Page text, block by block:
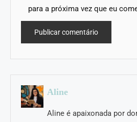
para a próxima vez que eu
Aline
Aline é apaixonada por